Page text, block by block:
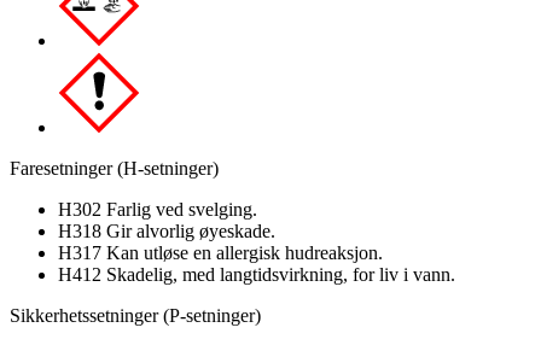
Faresetninger (H-setninger)
H302 Farlig ved svelging.
H318 Gir alvorlig øyeskade.
H317 Kan utløse en allergisk hudreaksjon.
H412 Skadelig, med langtidsvirkning, for liv i vann.
Sikkerhetssetninger (P-setninger)